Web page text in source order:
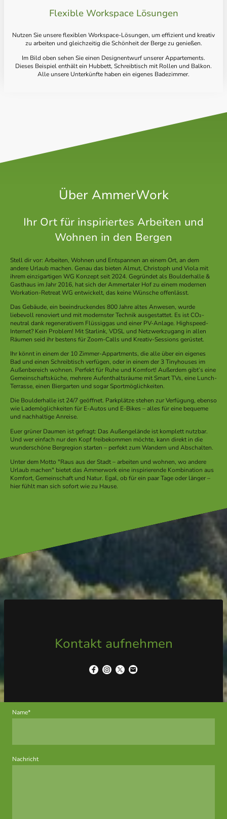
Flexible Workspace Lösungen
Nutzen Sie unsere flexiblen Workspace-Lösungen, um effizient und kreativ
zu arbeiten und gleichzeitig die Schönheit der Berge zu genießen.
Im Bild oben sehen Sie einen Designentwurf unserer Appartements.
Dieses Beispiel enthält ein Hubbett, Schreibtisch mit Rollen und Balkon.
Alle unsere Unterkünfte haben ein eigenes Badezimmer.
Über AmmerWork
Ihr Ort für inspiriertes Arbeiten und
Wohnen in den Bergen
Stell dir vor: Arbeiten, Wohnen und Entspannen an einem Ort, an dem
andere Urlaub machen. Genau das bieten Almut, Christoph und Viola mit
ihrem einzigartigen WG Konzept seit 2024. Gegründet als Boulderhalle &
Gasthaus im Jahr 2016, hat sich der Ammertaler Hof zu einem modernen
Workation-Retreat WG entwickelt, das keine Wünsche offenlässt.
Das Gebäude, ein beeindruckendes 800 Jahre altes Anwesen, wurde
liebevoll renoviert und mit modernster Technik ausgestattet. Es ist CO₂-
neutral dank regenerativem Flüssiggas und einer PV-Anlage. Highspeed-
Internet? Kein Problem! Mit Starlink, VDSL und Netzwerkzugang in allen
Räumen seid ihr bestens für Zoom-Calls und Kreativ-Sessions gerüstet.
Ihr könnt in einem der 10 Zimmer-Appartments, die alle über ein eigenes
Bad und einen Schreibtisch verfügen, oder in einem der 3 Tinyhouses im
Außenbereich wohnen. Perfekt für Ruhe und Komfort! Außerdem gibt’s eine
Gemeinschaftsküche, mehrere Aufenthaltsräume mit Smart TVs, eine Lunch-
Terrasse, einen Biergarten und sogar Sportmöglichkeiten.
Die Boulderhalle ist 24/7 geöffnet. Parkplätze stehen zur Verfügung, ebenso
wie Lademöglichkeiten für E-Autos und E-Bikes – alles für eine bequeme
und nachhaltige Anreise.
Euer grüner Daumen ist gefragt: Das Außengelände ist komplett nutzbar.
Und wer einfach nur den Kopf freibekommen möchte, kann direkt in die
wunderschöne Bergregion starten – perfekt zum Wandern und Abschalten.
Unter dem Motto "Raus aus der Stadt – arbeiten und wohnen, wo andere
Urlaub machen" bietet das Ammerwork eine inspirierende Kombination aus
Komfort, Gemeinschaft und Natur. Egal, ob für ein paar Tage oder länger –
hier fühlt man sich sofort wie zu Hause.
Kontakt aufnehmen
Name*
Nachricht